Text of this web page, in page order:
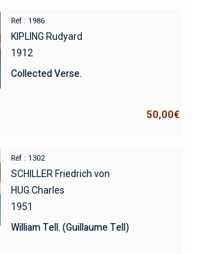
Réf : 1986
KIPLING Rudyard
1912
Collected Verse.
50,00€
Réf : 1302
SCHILLER Friedrich von
HUG Charles
1951
William Tell. (Guillaume Tell)